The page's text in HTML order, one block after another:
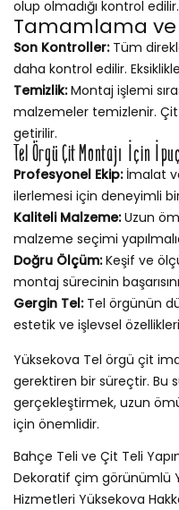
olup olmadığı kontrol
Tamamlama ve
Son Kontroller:Tüm
daha kontrol edilir.
Temizlik:Montaj işlemi
malzemeler temizlenir. Çit
getirilir.
Tel Örgü Çit Montajı İçin
Profesyonel Ekip:İmalat
ilerlemesi için deneyimli
Kaliteli Malzeme:Uzun
malzeme seçimi
Doğru Ölçüm:Keşif ve
montaj sürecinin
Gergin Tel:Tel örgünün
estetik ve işlevsel
Yüksekova Tel örgü çit
gerektiren bir süreçtir. Bu
gerçekleştirmek, uzun
için önemlidir.
Bahçe Teli ve Çit Teli
Dekoratif çim görünümlü
Hizmetleri Yüksekova